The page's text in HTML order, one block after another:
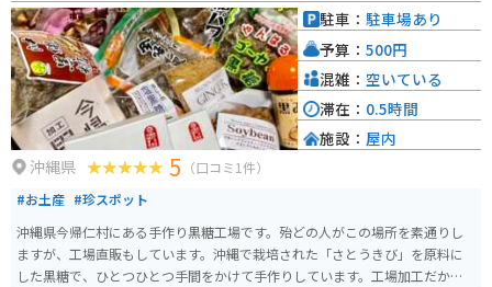
沖縄県 5 （口コミ1件）
#お土産 #珍スポット
沖縄県今帰仁村にある手作り黒糖工場です。殆どの人がこの場所を素通りし
ますが、工場直販もしています。沖縄で栽培された「さとうきび」を原料に
した黒糖で、ひとつひとつ手間をかけて手作りしています。工場加工だから
駐車： 駐車場あり
予算： 500円
混雑： 空いている
滞在： 0.5時間
施設： 屋内